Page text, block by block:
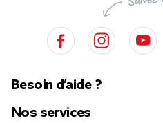
Besoin d’aide ?
Nos services